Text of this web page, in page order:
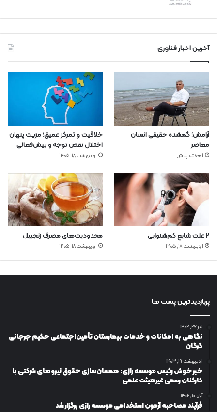
آخرین اخبار فناوری
آرامش؛ گمشده حقیقی انسان
معاصر
1 هفته پیش
خلاقیت و تمرکز عمیق؛ مزیت پنهان
اختلال نقص توجه و بیش‌فعالی
اردیبهشت ۱۸, ۱۴۰۵
۲ علت شایع‌ کم‌شنوایی
اردیبهشت ۱۸, ۱۴۰۵
محدودیت‌های مصرف زنجبیل
اردیبهشت ۱۸, ۱۴۰۵
پربازدیدترین پست ها
تیر ۲۶, ۱۴۰۲
نگاهی به امکانات و خدمات بیمارستان تأمین‌اجتماعی حکیم جرجانی
گرگان
اردیبهشت ۱۹, ۱۴۰۳
خبر خوش رئیس موسسه رازی: همسان‌سازی حقوق نیروهای شرکتی با
کارکنان رسمی غیرهیئت علمی
آبان ۱۰, ۱۴۰۲
فرآیند مصاحبه آزمون استخدامی موسسه رازی برگزار شد